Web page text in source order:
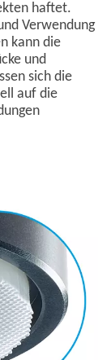
haftet.
Verwendung
kann die
und
sich die
auf die